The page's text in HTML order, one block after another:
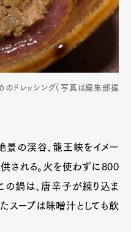
のドレッシング（写真は編集部撮
景の渓谷、龍王峡をイメー
供される。火を使わずに800
鍋は、唐辛子が練り込ま
スープは味噌汁としても飲